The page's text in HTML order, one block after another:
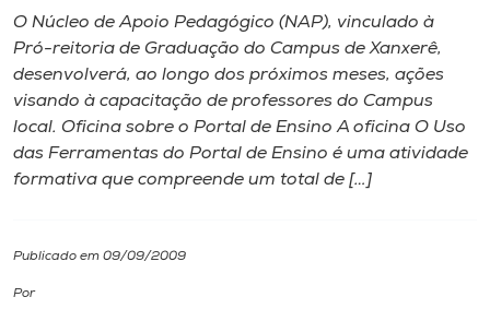
Portal de Ensino
A
Internacionalização
O Núcleo de Apoio Pedagógico (NAP), vinculado à
Pró-reitoria de Graduação do Campus de Xanxerê,
desenvolverá, ao longo dos próximos meses, ações
visando à capacitação de professores do Campus
local. Oficina sobre o Portal de Ensino A oficina O Uso
das Ferramentas do Portal de Ensino é uma atividade
formativa que compreende um total de […]
Publicado em 09/09/2009
Por